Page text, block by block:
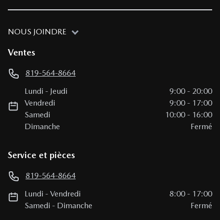
NOUS JOINDRE
Ventes
819-564-8664
Lundi - Jeudi 9:00 - 20:00
Vendredi
9:00 - 17:00
Samedi
10:00 - 16:00
Dimanche
Fermé
Service et pièces
819-564-8664
Lundi -Vendredi 8:00 - 17:00
Samedi - Dimanche Fermé